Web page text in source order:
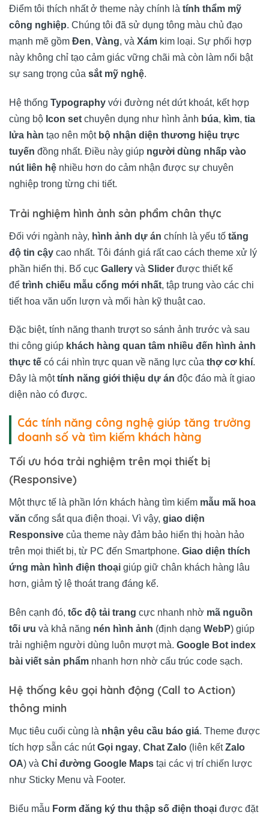
Điểm tôi thích nhất ở theme này chính là tính thẩm mỹ
công nghiệp. Chúng tôi đã sử dụng tông màu chủ đạo
mạnh mẽ gồm Đen, Vàng, và Xám kim loại. Sự phối hợp
này không chỉ tạo cảm giác vững chãi mà còn làm nổi bật
sự sang trọng của sắt mỹ nghệ.
Hệ thống Typography với đường nét dứt khoát, kết hợp
cùng bộ Icon set chuyên dụng như hình ảnh búa, kìm, tia
lửa hàn tạo nên một bộ nhận diện thương hiệu trực
tuyến đồng nhất. Điều này giúp người dùng nhấp vào
nút liên hệ nhiều hơn do cảm nhận được sự chuyên
nghiệp trong từng chi tiết.
Trải nghiệm hình ảnh sản phẩm chân thực
Đối với ngành này, hình ảnh dự án chính là yếu tố tăng
độ tin cậy cao nhất. Tôi đánh giá rất cao cách theme xử lý
phần hiển thị. Bố cục Gallery và Slider được thiết kế
để trình chiếu mẫu cổng mới nhất, tập trung vào các chi
tiết hoa văn uốn lượn và mối hàn kỹ thuật cao.
Đặc biệt, tính năng thanh trượt so sánh ảnh trước và sau
thi công giúp khách hàng quan tâm nhiều đến hình ảnh
thực tế có cái nhìn trực quan về năng lực của thợ cơ khí.
Đây là mộttính năng giới thiệu dự án độc đáo mà ít giao
diện nào có được.
Các tính năng công nghệ giúp tăng trưởng
doanh số và tìm kiếm khách hàng
Tối ưu hóa trải nghiệm trên mọi thiết bị
(Responsive)
Một thực tế là phần lớn khách hàng tìm kiếm mẫu mã hoa
văn cổng sắt qua điện thoại. Vì vậy, giao diện
Responsive của theme này đảm bảo hiển thị hoàn hảo
trên mọi thiết bị, từ PC đến Smartphone. Giao diện thích
ứng màn hình điện thoại giúp giữ chân khách hàng lâu
hơn, giảm tỷ lệ thoát trang đáng kể.
Bên cạnh đó, tốc độ tải trang cực nhanh nhờ mã nguồn
tối ưu và khả năng nén hình ảnh (định dạng WebP) giúp
trải nghiệm người dùng luôn mượt mà. Google Bot index
bài viết sản phẩm nhanh hơn nhờ cấu trúc code sạch.
Hệ thống kêu gọi hành động (Call to Action)
thông minh
Mục tiêu cuối cùng là nhận yêu cầu báo giá. Theme được
tích hợp sẵn các nútGọi ngay, Chat Zalo (liên kếtZalo
OA) và Chỉ đường Google Maps tại các vị trí chiến lược
như Sticky Menu và Footer.
Biểu mẫu Form đăng ký thu thập số điện thoại được đặt